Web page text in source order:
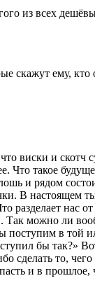
из всех
ему, кто
виски и скотч
такое
и рядом
В настоящем
нас
можно ли
поступим в той
бы так?»
то,
и в